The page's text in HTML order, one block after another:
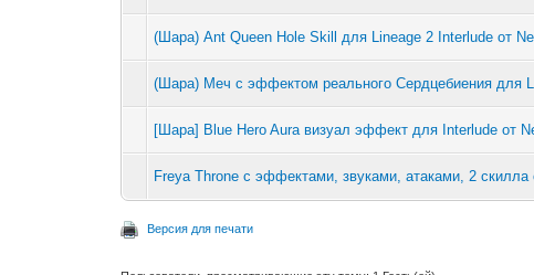
(Шара) Ant Queen Hole Skill для Lineage 2 Interlude от
(Шара) Меч с эффектом реального Сердцебиения для
[Шара] Blue Hero Aura визуал эффект для Interlude от
Freya Throne с эффектами, звуками, атаками, 2 скилла
Версия для печати